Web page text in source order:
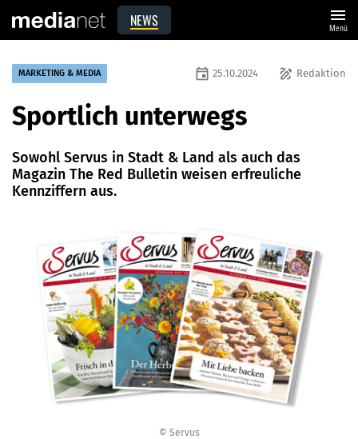
NEWS menu
Menü
© Servus
MARKETING & MEDIA draw Redaktion
event 25.10.2024
Sportlich unterwegs
Sowohl Servus in Stadt & Land als auch das
Magazin The Red Bulletin weisen erfreuliche
Kennziffern aus.